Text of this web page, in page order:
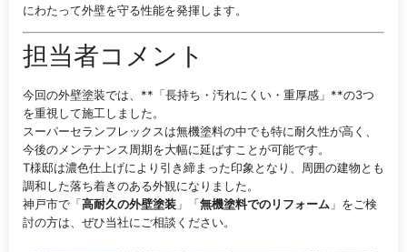
にわたって外壁を守る性能を発揮します。
担当者コメント
今回の外壁塗装では、**「長持ち・汚れにくい・重厚感」**の3つ
を重視して施工しました。
スーパーセランフレックスは無機塗料の中でも特に耐久性が高く、
今後のメンテナンス周期を大幅に延ばすことが可能です。
T様邸は濃色仕上げにより引き締まった印象となり、周囲の建物とも
調和した落ち着きのある外観になりました。
神戸市で「高耐久の外壁塗装 」「無機塗料でのリフォーム 」をご検
討の方は、ぜひ当社にご相談ください。